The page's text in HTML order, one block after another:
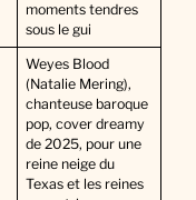
moments tendres
sous le gui
Weyes Blood
(Natalie Mering),
chanteuse baroque
pop, cover dreamy
de 2025, pour une
reine neige du
Texas et les reines